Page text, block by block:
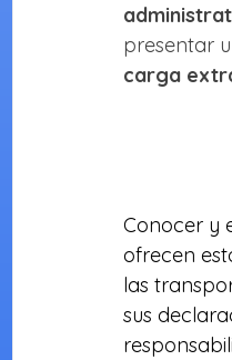
presentar
carga
Conocer y
ofrecen
las
sus